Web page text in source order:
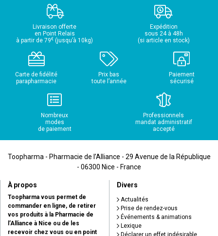
Livraison offerte
en Point Relais
à partir de 79€ (jusqu’à 10kg)
Expédition
sous 24 à 48h
(si article en stock)
Carte de fidélité
parapharmacie
Prix bas
toute l’année
Paiement
sécurisé
Nombreux
modes
de paiement
Professionnels
mandat administratif
accepté
Toopharma - Pharmacie de l’Alliance - 29 Avenue de la République
- 06300 Nice - France
À propos
Toopharma vous permet de
commander en ligne, de retirer
vos produits à la Pharmacie de
l’Alliance à Nice ou de les
recevoir chez vous ou en point
Divers
Actualités
Prise de rendez-vous
Événements & animations
Lexique
Déclarer un effet indésirable